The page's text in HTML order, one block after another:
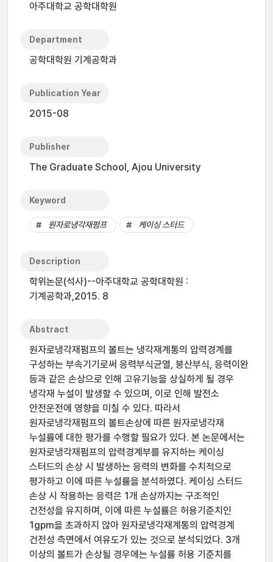
아주대학교 공학대학원
Department
공학대학원 기계공학과
Publication Year
2015-08
Publisher
The Graduate School, Ajou University
Keyword
원자로냉각재펌프 케이싱 스터드
Description
학위논문(석사)--아주대학교 공학대학원 :
기계공학과,2015. 8
Abstract
원자로냉각재펌프의 볼트는 냉각재계통의 압력경계를
구성하는 부속기기로써 응력부식균열, 붕산부식, 응력이완
등과 같은 손상으로 인해 고유기능을 상실하게 될 경우
냉각재 누설이 발생할 수 있으며, 이로 인해 발전소
안전운전에 영향을 미칠 수 있다. 따라서
원자로냉각재펌프의 볼트손상에 따른 원자로냉각재
누설률에 대한 평가를 수행할 필요가 있다. 본 논문에서는
원자로냉각재펌프의 압력경계부를 유지하는 케이싱
스터드의 손상 시 발생하는 응력의 변화를 수치적으로
평가하고 이에 따른 누설률을 분석하였다. 케이싱 스터드
손상 시 작용하는 응력은 1개 손상까지는 구조적인
건전성을 유지하며, 이에 따른 누설률은 허용기준치인
1gpm을 초과하지 않아 원자로냉각재계통의 압력경계
건전성 측면에서 여유도가 있는 것으로 분석되었다. 3개
이상의 볼트가 손상될 경우에는 누설률 허용 기준치를